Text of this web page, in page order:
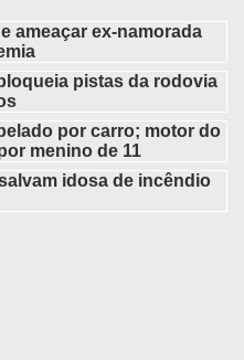
ameaçar ex-namorada
pistas da rodovia
por carro; motor do
menino de 11
idosa de incêndio